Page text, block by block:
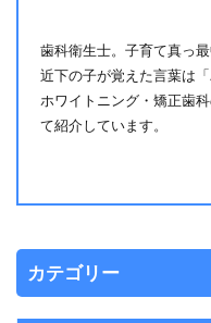
歯科衛生士。子育て真っ
近下の子が覚えた言葉は
ホワイトニング・矯正歯
て紹介しています。
カテゴリー